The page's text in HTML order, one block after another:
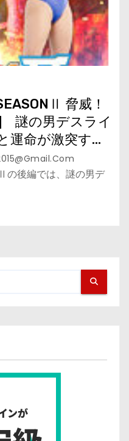
脅威！
謎の男デスライ
運命が激突す
の後編では、謎の男デ